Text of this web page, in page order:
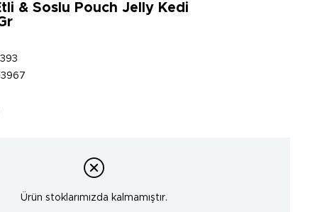
& Soslu Pouch Jelly Kedi
Ürün stoklarımızda kalmamıştır.